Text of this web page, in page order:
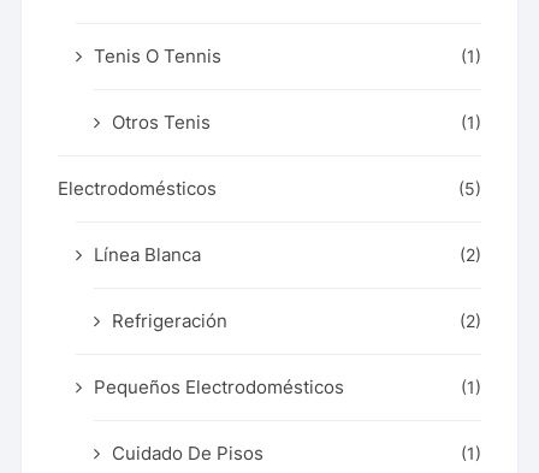
Tenis O Tennis (1)
Otros Tenis (1)
Electrodomésticos (5)
Línea Blanca (2)
Refrigeración (2)
Pequeños Electrodomésticos (1)
Cuidado De Pisos (1)